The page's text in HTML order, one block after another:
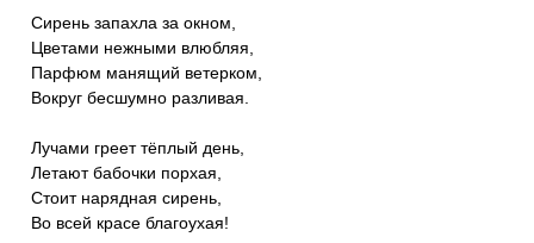
Сирень запахла за окном,
Цветами нежными влюбляя,
Парфюм манящий ветерком,
Вокруг бесшумно разливая.
Лучами греет тёплый день,
Летают бабочки порхая,
Стоит нарядная сирень,
Во всей красе благоухая!